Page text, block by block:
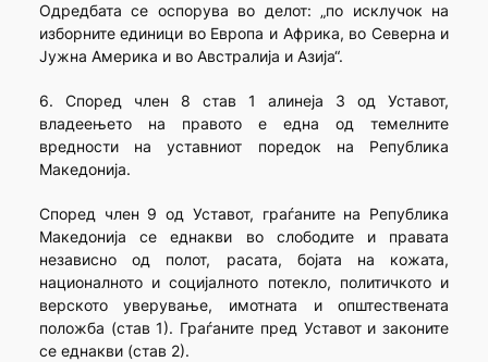
Одредбата се оспорува во делот: „по исклучок на
изборните единици во Европа и Африка, во Северна и
Јужна Америка и во Австралија и Азија“.
6. Според член 8 став 1 алинеја 3 од Уставот,
владеењето на правото е една од темелните
вредности на уставниот поредок на Република
Македонија.
Според член 9 од Уставот, граѓаните на Република
Македонија се еднакви во слободите и правата
независно од полот, расата, бојата на кожата,
националното и социјалното потекло, политичкото и
верското уверување, имотната и општествената
положба (став 1). Граѓаните пред Уставот и законите
се еднакви (став 2).